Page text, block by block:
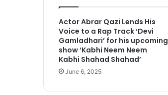
Actor Abrar Qazi Lends His
Voice to a Rap Track ‘Devi
Gamladhari’ for his upcoming
show ‘Kabhi Neem Neem
Kabhi Shahad Shahad’
June 6, 2025